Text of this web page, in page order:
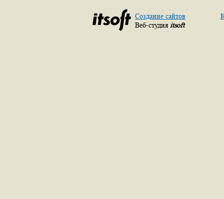
Создание сайтов
Веб-студия itsoft